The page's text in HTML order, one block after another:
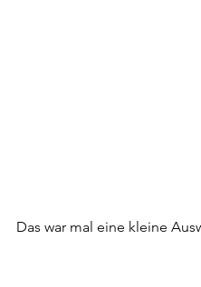
Das war mal eine kleine